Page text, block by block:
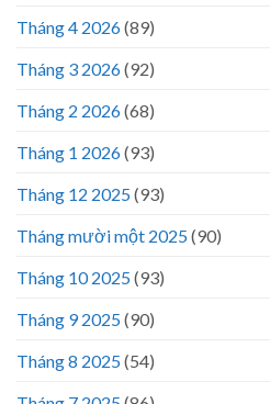
Tháng 4 2026(89)
Tháng 3 2026(92)
Tháng 2 2026(68)
Tháng 1 2026(93)
Tháng 12 2025(93)
Tháng mười một 2025(90)
Tháng 10 2025(93)
Tháng 9 2025(90)
Tháng 8 2025(54)